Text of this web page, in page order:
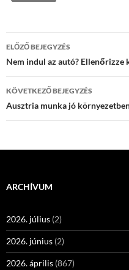
Bejegyzések
navigációja
ELŐZŐ BEJEGYZÉS
Nem indul az autó? Ellenőrizze
KÖVETKEZŐ BEJEGYZÉS
Ausztria munka jó
ARCHÍVUM
2026. július (2)
2026. június (2)
2026. április (867)